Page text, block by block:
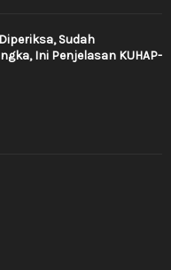
Sudah
Ini Penjelasan KUHAP-